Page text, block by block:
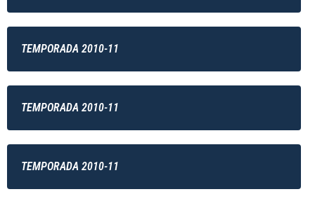
TEMPORADA 2010-11
TEMPORADA 2010-11
TEMPORADA 2010-11